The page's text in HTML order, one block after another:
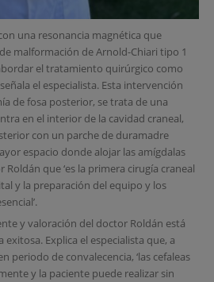
una resonancia magnética que
malformación de Arnold-Chiari tipo 1
el tratamiento quirúrgico como
el especialista. Esta intervención
de fosa posterior, se trata de una
en el interior de la cavidad craneal,
con un parche de duramadre
espacio donde alojar las amígdalas
Roldán que ‘es la primera cirugía craneal
y la preparación del equipo y los
y valoración del doctor Roldán está
Explica el especialista que, a
periodo de convalecencia, ‘las cefaleas
y la paciente puede realizar sin